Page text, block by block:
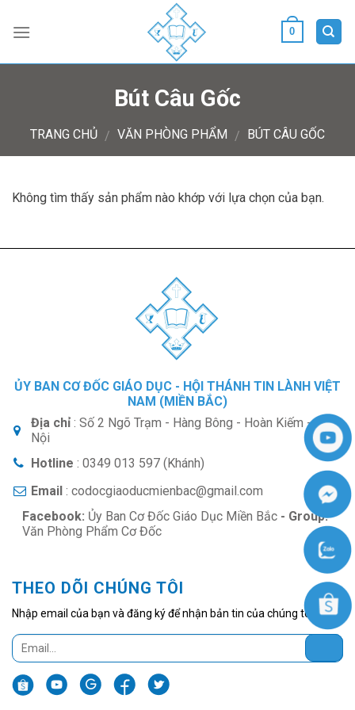
0
Bút Câu Gốc
TRANG CHỦ / VĂN PHÒNG PHẨM / BÚT CÂU GỐC
Không tìm thấy sản phẩm nào khớp với lựa chọn của bạn.
ỦY BAN CƠ ĐỐC GIÁO DỤC - HỘI THÁNH TIN LÀNH VIỆT
NAM (MIỀN BẮC)
Địa chỉ : Số 2 Ngõ Trạm - Hàng Bông - Hoàn Kiếm - Hà
Nội
Hotline : 0349 013 597 (Khánh)
Email : codocgiaoducmienbac@gmail.com
Facebook: Ủy Ban Cơ Đốc Giáo Dục Miền Bắc- Group:
Văn Phòng Phẩm Cơ Đốc
THEO DÕI CHÚNG TÔI
Nhập email của bạn và đăng ký để nhận bản tin của chúng tôi